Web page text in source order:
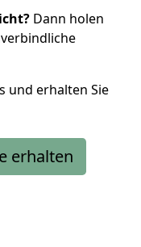
Dann holen
und erhalten Sie
erhalten